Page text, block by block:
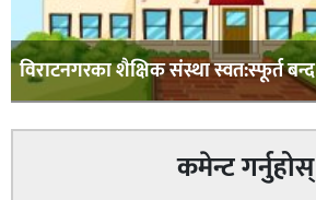
विराटनगरका शैक्षिक संस्था स्वत:स्फूर्त बन्द
कमेन्ट गर्नुहोस्